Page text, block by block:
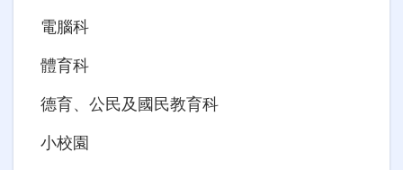
電腦科
體育科
德育、公民及國民教育科
小校園